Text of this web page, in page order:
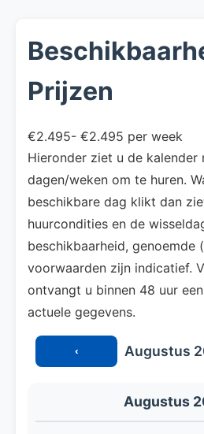
Prijzen
€2.495- €2.495 per week
Hieronder ziet u de kalender
dagen/weken om te huren.
beschikbare dag klikt dan
huurcondities en de
beschikbaarheid, genoemde
voorwaarden zijn indicatief.
ontvangt u binnen 48 uur
actuele gegevens.
‹ Augustus
Augustus